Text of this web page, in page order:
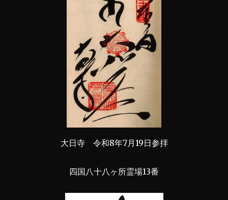
大日寺 令和8年7月19日参拝
四国八十八ヶ所霊場13番